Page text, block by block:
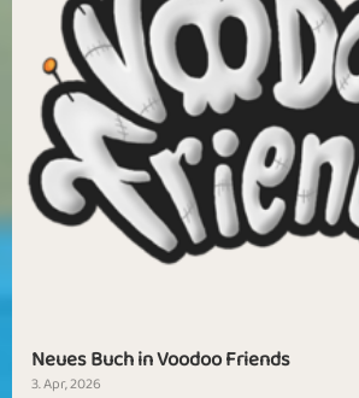
Neues Buch in Voodoo Friends
3. Apr, 2026